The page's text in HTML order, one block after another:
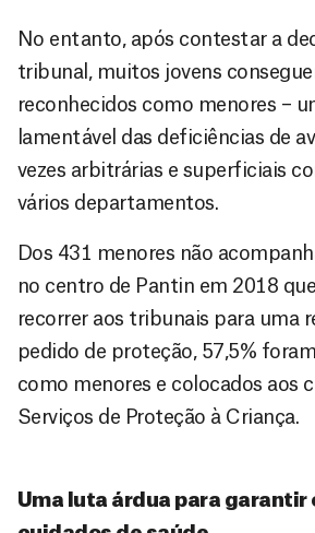
No entanto, após contestar a
tribunal, muitos jovens
reconhecidos como menores –
lamentável das deficiências de
vezes arbitrárias e superficiais
vários departamentos.
Dos 431 menores não
no centro de Pantin em 2018
recorrer aos tribunais para uma
pedido de proteção, 57,5%
como menores e colocados aos
Serviços de Proteção à Criança.
Uma luta árdua para garantir